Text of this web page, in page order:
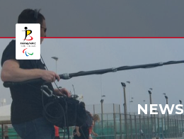
Skip to main content
NEWS